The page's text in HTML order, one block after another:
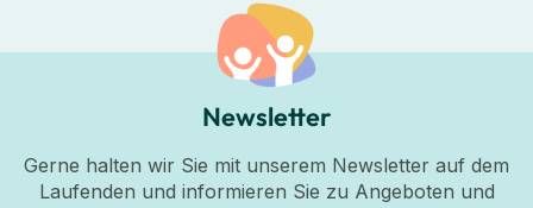
Newsletter
Gerne halten wir Sie mit unserem Newsletter auf dem
Laufenden und informieren Sie zu Angeboten und